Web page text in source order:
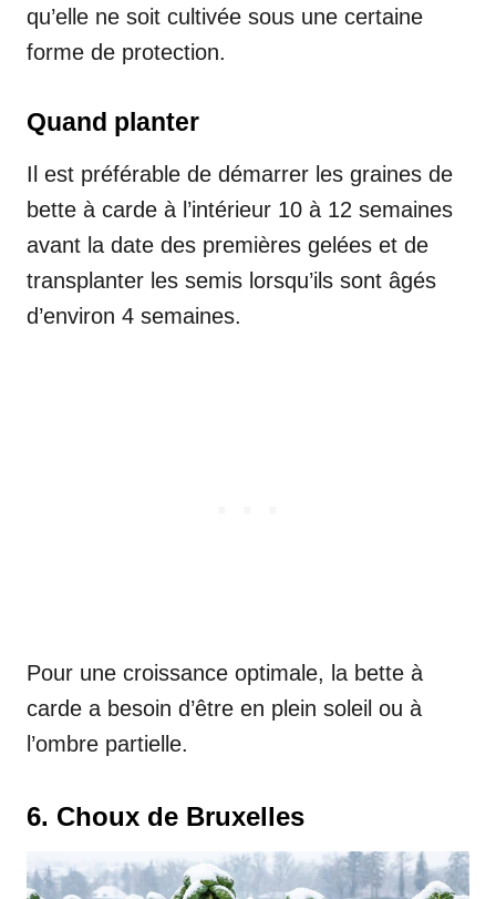
qu’elle ne soit cultivée sous une certaine
forme de protection.
Quand planter
Il est préférable de démarrer les graines de
bette à carde à l’intérieur 10 à 12 semaines
avant la date des premières gelées et de
transplanter les semis lorsqu’ils sont âgés
d’environ 4 semaines.
Pour une croissance optimale, la bette à
carde a besoin d’être en plein soleil ou à
l’ombre partielle.
6. Choux de Bruxelles